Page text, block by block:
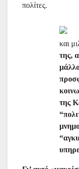
πολίτες.
και
της,
της